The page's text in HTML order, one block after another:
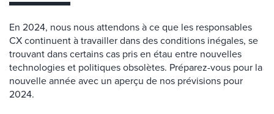
En 2024, nous nous attendons à ce que les responsables
CX continuent à travailler dans des conditions inégales, se
trouvant dans certains cas pris en étau entre nouvelles
technologies et politiques obsolètes. Préparez-vous pour la
nouvelle année avec un aperçu de nos prévisions pour
2024.